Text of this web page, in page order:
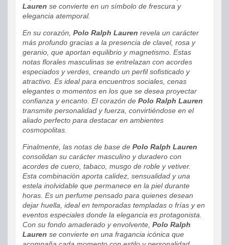
Lauren se convierte en un símbolo de frescura y
elegancia atemporal.
En su corazón, Polo Ralph Lauren revela un carácter
más profundo gracias a la presencia de clavel, rosa y
geranio, que aportan equilibrio y magnetismo. Estas
notas florales masculinas se entrelazan con acordes
especiados y verdes, creando un perfil sofisticado y
atractivo. Es ideal para encuentros sociales, cenas
elegantes o momentos en los que se desea proyectar
confianza y encanto. El corazón de Polo Ralph Lauren
transmite personalidad y fuerza, convirtiéndose en el
aliado perfecto para destacar en ambientes
cosmopolitas.
Finalmente, las notas de base de Polo Ralph Lauren
consolidan su carácter masculino y duradero con
acordes de cuero, tabaco, musgo de roble y vetiver.
Esta combinación aporta calidez, sensualidad y una
estela inolvidable que permanece en la piel durante
horas. Es un perfume pensado para quienes desean
dejar huella, ideal en temporadas templadas o frías y en
eventos especiales donde la elegancia es protagonista.
Con su fondo amaderado y envolvente, Polo Ralph
Lauren se convierte en una fragancia icónica que